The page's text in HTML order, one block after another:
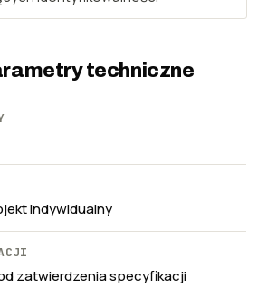
techniczne
indywidualny
zatwierdzenia specyfikacji